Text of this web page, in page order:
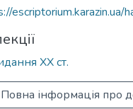
ХХ ст.
Повна інформація про